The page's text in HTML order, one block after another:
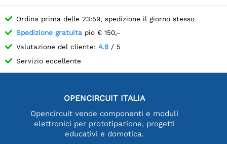
Ordina prima delle 23:59, spedizione il giorno stesso
Spedizione gratuita pio € 150,-
Valutazione del cliente: 4.8 / 5
Servizio eccellente
OPENCIRCUIT ITALIA
Opencircuit vende componenti e moduli
elettronici per prototipazione, progetti
educativi e domotica.